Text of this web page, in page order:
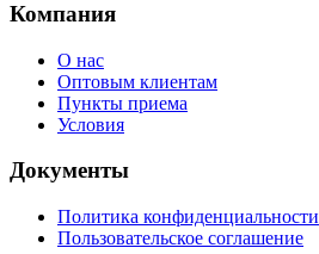
Компания
О нас
Оптовым клиентам
Пункты приема
Условия
Документы
Политика конфиденциальности
Пользовательское соглашение